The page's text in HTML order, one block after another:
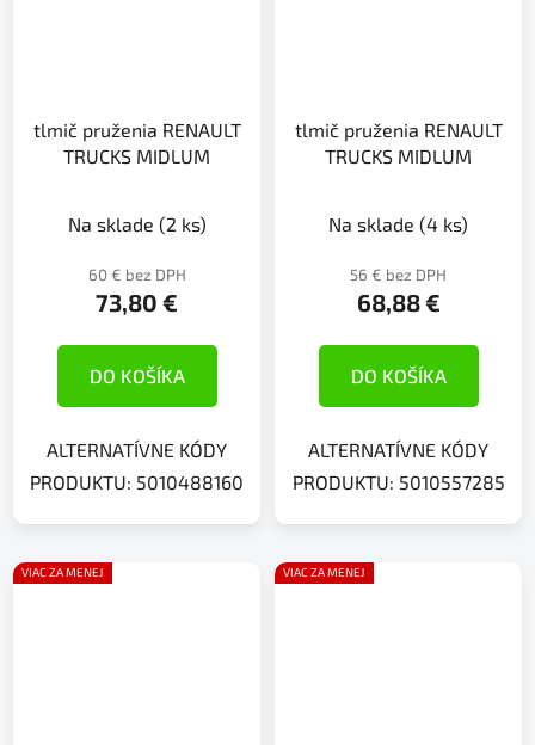
tlmič pruženia RENAULT
TRUCKS MIDLUM
Na sklade (2 ks)
60 € bez DPH
73,80 €
DO KOŠÍKA
ALTERNATÍVNE KÓDY
PRODUKTU: 5010488160
tlmič pruženia RENAULT
TRUCKS MIDLUM
Na sklade (4 ks)
56 € bez DPH
68,88 €
DO KOŠÍKA
ALTERNATÍVNE KÓDY
PRODUKTU: 5010557285
VIAC ZA MENEJ VIAC ZA MENEJ